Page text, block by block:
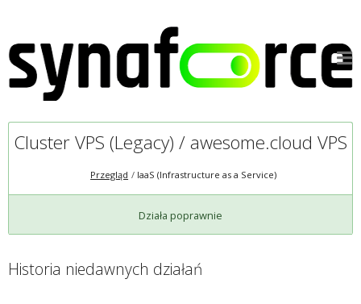
Cluster VPS (Legacy) / awesome.cloud VPS
Przegląd IaaS (Infrastructure as a Service)
Działa poprawnie
Historia niedawnych działań